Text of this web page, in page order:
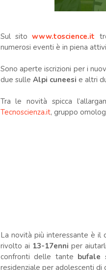
Sul sitowww.toscience.it
numerosi eventi è in piena
Sono aperte iscrizioni per i
due sulle Alpi cuneesi e altri
Tra le novità spicca
Tecnoscienza.it, gruppo
La novità più interessante è il
rivolto ai 13-17enni per
confronti delle tante bufale
residenziale per adolescenti di